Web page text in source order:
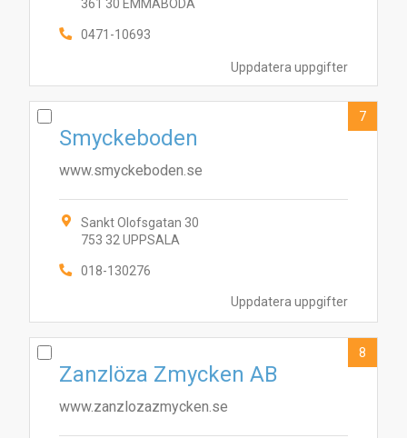
Uppdatera uppgifter
361 30 EMMABODA
0471-10693
Uppdatera uppgifter
Smyckeboden
www.smyckeboden.se
Sankt Olofsgatan 30
753 32 UPPSALA
018-130276
7
Zanzlöza Zmycken AB
www.zanzlozazmycken.se
8